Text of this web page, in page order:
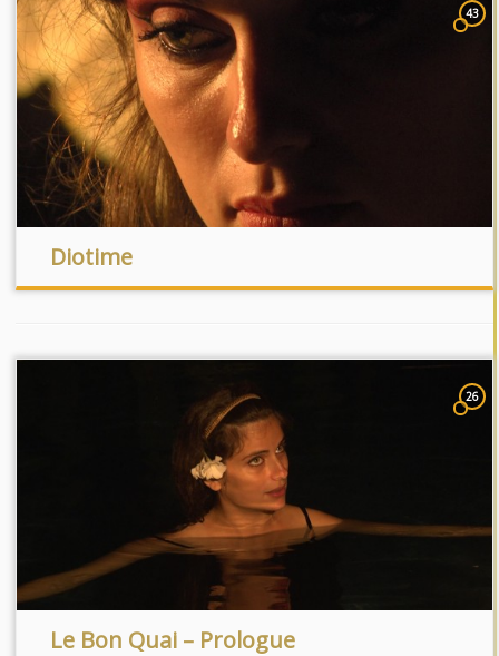
43
Diotime
26
Le Bon Quai – Prologue